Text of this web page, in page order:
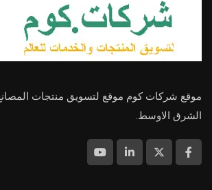
موقع شركات كوم موقع لتسويق منتجات
الشرق الاوسط.